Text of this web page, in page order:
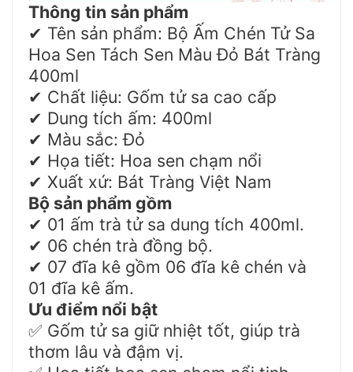
Thông tin sản phẩm
✔ Tên sản phẩm: Bộ Ấm Chén Tử Sa
Hoa Sen Tách Sen Màu Đỏ Bát Tràng
400ml
✔ Chất liệu: Gốm tử sa cao cấp
✔ Dung tích ấm: 400ml
✔ Màu sắc: Đỏ
✔ Họa tiết: Hoa sen chạm nổi
✔ Xuất xứ: Bát Tràng Việt Nam
Bộ sản phẩm gồm
✔ 01 ấm trà tử sa dung tích 400ml.
✔ 06 chén trà đồng bộ.
✔ 07 đĩa kê gồm 06 đĩa kê chén và
01 đĩa kê ấm.
Ưu điểm nổi bật
✅ Gốm tử sa giữ nhiệt tốt, giúp trà
thơm lâu và đậm vị.